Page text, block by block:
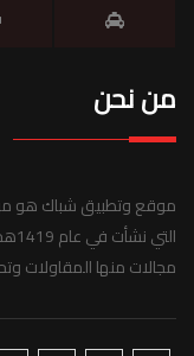
من نحن
موقع وتطبيق شباك هو
مجالات منها المقاولات